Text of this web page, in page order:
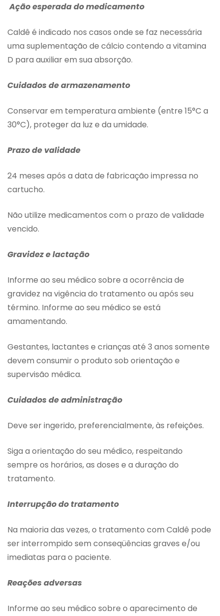
Ação esperada do medicamento
Caldê é indicado nos casos onde se faz necessária
uma suplementação de cálcio contendo a vitamina
D para auxiliar em sua absorção.
Cuidados de armazenamento
Conservar em temperatura ambiente (entre 15°C a
30°C), proteger da luz e da umidade.
Prazo de validade
24 meses após a data de fabricação impressa no
cartucho.
Não utilize medicamentos com o prazo de validade
vencido.
Gravidez e lactação
Informe ao seu médico sobre a ocorrência de
gravidez na vigência do tratamento ou após seu
término. Informe ao seu médico se está
amamentando.
Gestantes, lactantes e crianças até 3 anos somente
devem consumir o produto sob orientação e
supervisão médica.
Cuidados de administração
Deve ser ingerido, preferencialmente, às refeições.
Siga a orientação do seu médico, respeitando
sempre os horários, as doses e a duração do
tratamento.
Interrupção do tratamento
Na maioria das vezes, o tratamento com Caldê pode
ser interrompido sem conseqüências graves e/ou
imediatas para o paciente.
Reações adversas
Informe ao seu médico sobre o aparecimento de